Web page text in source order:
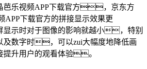
芭乐视频APP下载官方，京东方
APP下载官方的拼接显示效果更
示时对于图像的影响就越小，特别
及数字时，可以zui大幅度地降低画
升用户的观看体验。